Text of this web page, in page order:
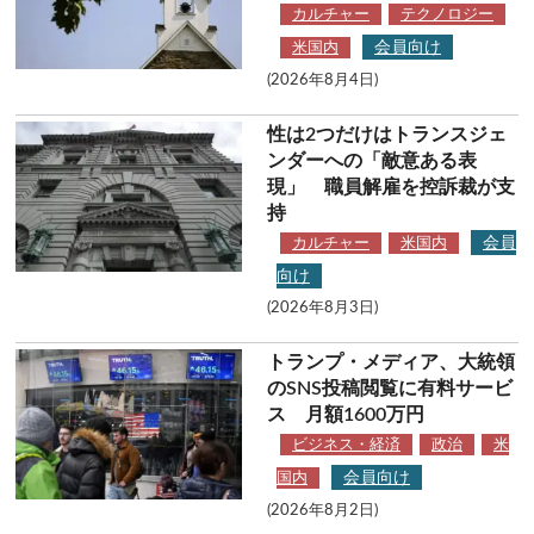
テクノロジー
コメンタリー
社説
ビル・ガーツ
東アジア
カルチャー テクノロジー
米国内 会員向け
(2026年8月4日)
性は2つだけはトランスジェ
ンダーへの「敵意ある表
現」 職員解雇を控訴裁が支
持
カルチャー 米国内
会員
向け
(2026年8月3日)
トランプ・メディア、大統領
のSNS投稿閲覧に有料サービ
ス 月額1600万円
ビジネス・経済 政治 米
国内 会員向け
(2026年8月2日)